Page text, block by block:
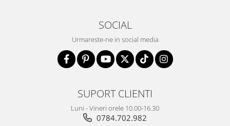
SOCIAL
Urmareste-ne in social media
SUPORT CLIENTI
Luni - Vineri orele 10.00-16.30
0784.702.982